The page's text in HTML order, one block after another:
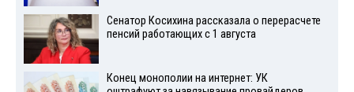
Сенатор Косихина рассказала о перерасчете
пенсий работающих с 1 августа
Конец монополии на интернет: УК